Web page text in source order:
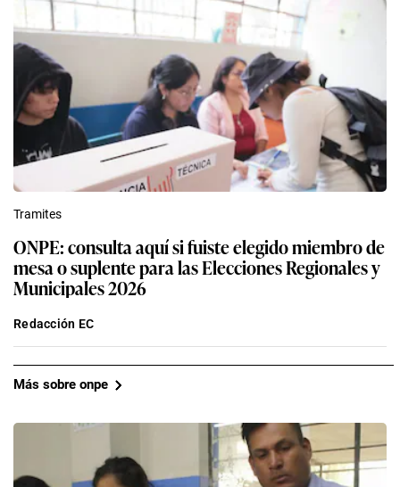
Tramites
ONPE: consulta aquí si fuiste elegido miembro de
mesa o suplente para las Elecciones Regionales y
Municipales 2026
Redacción EC
Más sobre onpe